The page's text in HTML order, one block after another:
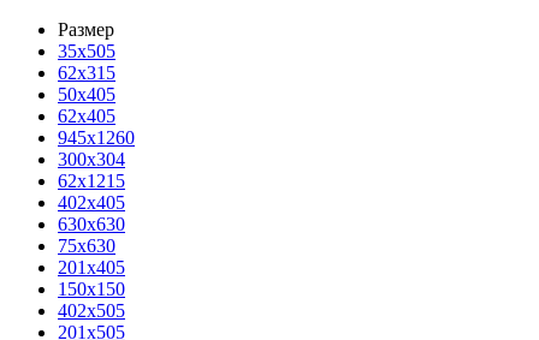
Размер
35х505
62x315
50x405
62х405
945x1260
300x304
62x1215
402x405
630x630
75x630
201x405
150x150
402x505
201x505